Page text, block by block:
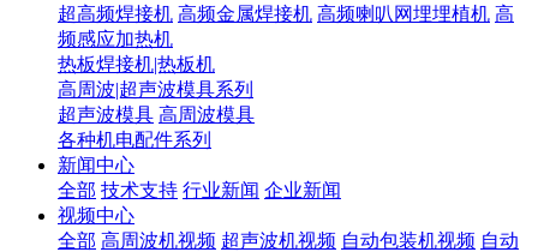
超高频焊接机 高频金属焊接机 高频喇叭网埋埋植机 高
频感应加热机
热板焊接机|热板机
高周波|超声波模具系列
超声波模具 高周波模具
各种机电配件系列
新闻中心
全部 技术支持 行业新闻 企业新闻
视频中心
全部 高周波机视频 超声波机视频 自动包装机视频 自动